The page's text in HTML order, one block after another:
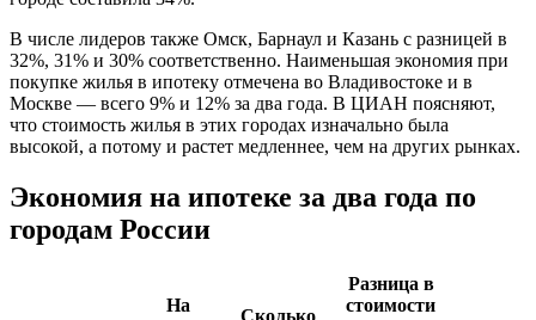
В числе лидеров также Омск, Барнаул и Казань с разницей в
32%, 31% и 30% соответственно. Наименьшая экономия при
покупке жилья в ипотеку отмечена во Владивостоке и в
Москве — всего 9% и 12% за два года. В ЦИАН поясняют,
что стоимость жилья в этих городах изначально была
высокой, а потому и растет медленнее, чем на других рынках.
Экономия на ипотеке за два года по
городам России
На
Сколько
Разница в
стоимости